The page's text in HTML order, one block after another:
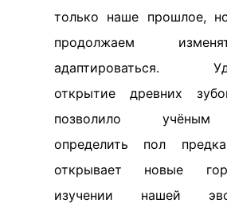
только наше прошлое,
продолжаем
адаптироваться.
открытие древних
позволило учёным
определить пол
открывает новые
изучении нашей